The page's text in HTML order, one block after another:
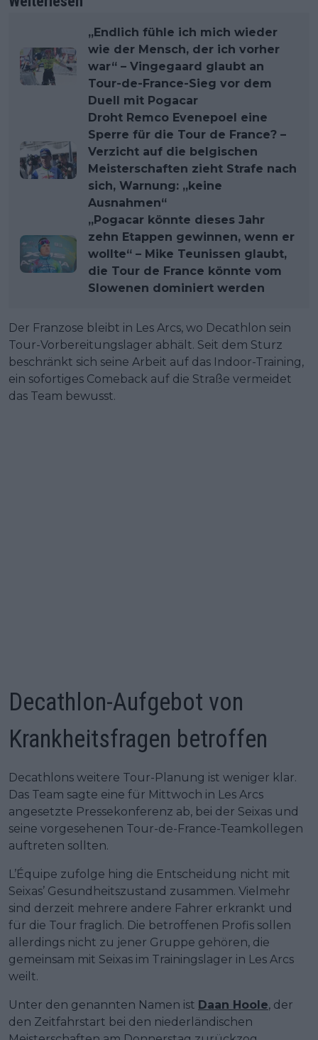
„Endlich fühle ich mich wieder
wie der Mensch, der ich vorher
war“ – Vingegaard glaubt an
Tour-de-France-Sieg vor dem
Duell mit Pogacar
Droht Remco Evenepoel eine
Sperre für die Tour de France? –
Verzicht auf die belgischen
Meisterschaften zieht Strafe nach
sich, Warnung: „keine
Ausnahmen“
„Pogacar könnte dieses Jahr
zehn Etappen gewinnen, wenn er
wollte“ – Mike Teunissen glaubt,
die Tour de France könnte vom
Slowenen dominiert werden
Der Franzose bleibt in Les Arcs, wo Decathlon sein
Tour-Vorbereitungslager abhält. Seit dem Sturz
beschränkt sich seine Arbeit auf das Indoor-Training,
ein sofortiges Comeback auf die Straße vermeidet
das Team bewusst.
Decathlon-Aufgebot von
Krankheitsfragen betroffen
Decathlons weitere Tour-Planung ist weniger klar.
Das Team sagte eine für Mittwoch in Les Arcs
angesetzte Pressekonferenz ab, bei der Seixas und
seine vorgesehenen Tour-de-France-Teamkollegen
auftreten sollten.
L’Équipe zufolge hing die Entscheidung nicht mit
Seixas’ Gesundheitszustand zusammen. Vielmehr
sind derzeit mehrere andere Fahrer erkrankt und
für die Tour fraglich. Die betroffenen Profis sollen
allerdings nicht zu jener Gruppe gehören, die
gemeinsam mit Seixas im Trainingslager in Les Arcs
weilt.
Unter den genannten Namen ist Daan Hoole, der
den Zeitfahrstart bei den niederländischen